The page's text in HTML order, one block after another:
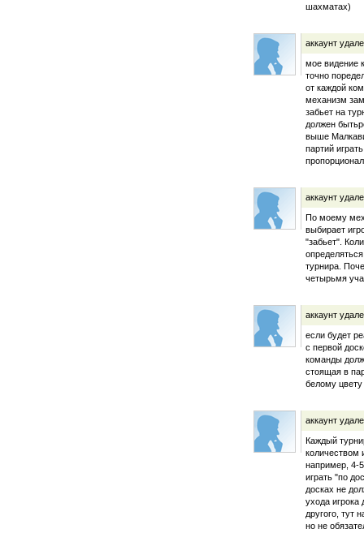
шахматах)
аккаунт
мое видение
точно
от каждой
механизм
забьет на
должен
выше
партий
аккаунт
По моему
выбирает
"забьет".
турнира.
четырьмя
аккаунт
если будет
с первой
команды
стоящая в
белому цвету
аккаунт
Каждый
количеством
например, 4-
играть "по
досках не
ухода игрока
другого, тут
но не